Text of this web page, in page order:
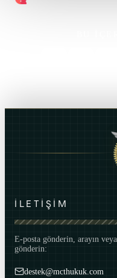
İLETİŞİM
E-posta gönderin, arayın
gönderin:
destek@mcthukuk.com